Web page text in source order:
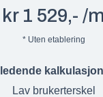
1 529,- /
* Uten etablering
Lav brukerterskel